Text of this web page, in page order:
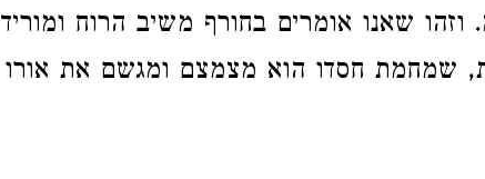
שאנו אומרים בחורף משיב הרוח ומוריד
שמחמת חסדו הוא מצמצם ומגשם את אורו